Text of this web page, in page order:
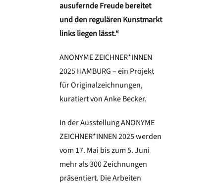
ausufernde Freude bereitet
und den regulären Kunstmarkt
links liegen lässt.“
ANONYME ZEICHNER*INNEN
2025 HAMBURG – ein Projekt
für Originalzeichnungen,
kuratiert von Anke Becker.
In der Ausstellung ANONYME
ZEICHNER*INNEN 2025 werden
vom 17. Mai bis zum 5. Juni
mehr als 300 Zeichnungen
präsentiert. Die Arbeiten